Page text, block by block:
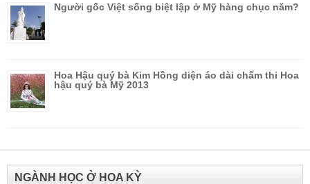
Người gốc Việt sống biệt lập ở Mỹ hàng chục năm?
Hoa Hậu quý bà Kim Hồng diện áo dài chấm thi Hoa
hậu quý bà Mỹ 2013
NGÀNH HỌC Ở HOA KỲ